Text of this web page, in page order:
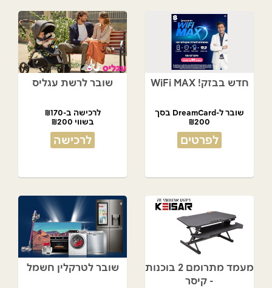
חדש בבזק! WiFi MAX
שובר ל-DreamCard בסך
₪200
מתנת המועדון!
לפרטים
שובר לרשת עגליס
לרכישה ב-₪170
בשווי ₪200
לרכישה
מעמד מתרומם 2 בוכנות
- קיסר
שובר לטרקלין חשמל